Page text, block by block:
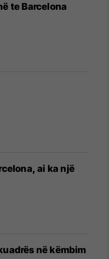
te Barcelona
ai ka një
në këmbim